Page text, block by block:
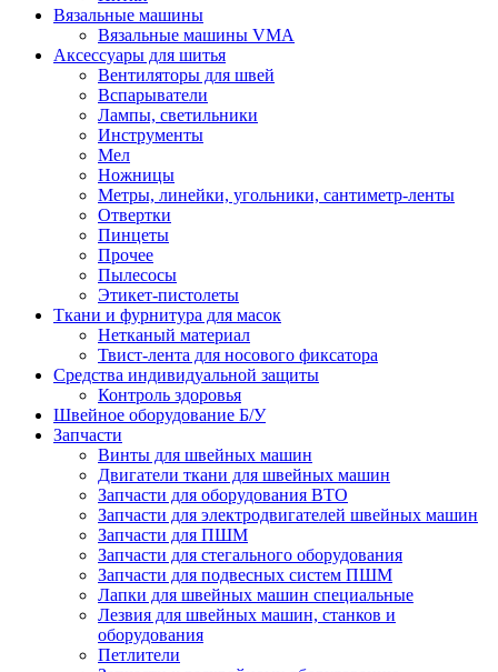
Вязальные машины
Вязальные машины VMA
Аксессуары для шитья
Вентиляторы для швей
Вспарыватели
Лампы, светильники
Инструменты
Мел
Ножницы
Метры, линейки, угольники, сантиметр-ленты
Отвертки
Пинцеты
Прочее
Пылесосы
Этикет-пистолеты
Ткани и фурнитура для масок
Нетканый материал
Твист-лента для носового фиксатора
Средства индивидуальной защиты
Контроль здоровья
Швейное оборудование Б/У
Запчасти
Винты для швейных машин
Двигатели ткани для швейных машин
Запчасти для оборудования ВТО
Запчасти для электродвигателей швейных машин
Запчасти для ПШМ
Запчасти для стегального оборудования
Запчасти для подвесных систем ПШМ
Лапки для швейных машин специальные
Лезвия для швейных машин, станков и
оборудования
Петлители